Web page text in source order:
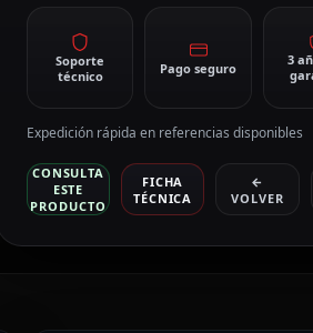
Soporte
técnico
Pago seguro
3
Expedición rápida en referencias disponibles
CONSULTA
ESTE
PRODUCTO
FICHA
TÉCNICA
←
VOLVER